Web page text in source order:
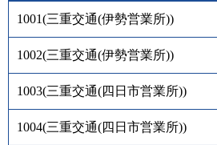
1001(三重交通(伊勢営業所))
1002(三重交通(伊勢営業所))
1003(三重交通(四日市営業所))
1004(三重交通(四日市営業所))